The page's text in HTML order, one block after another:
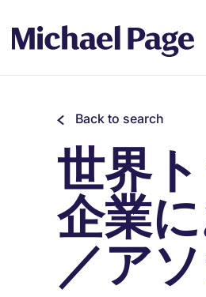
Back to search
世界
企業
／ア